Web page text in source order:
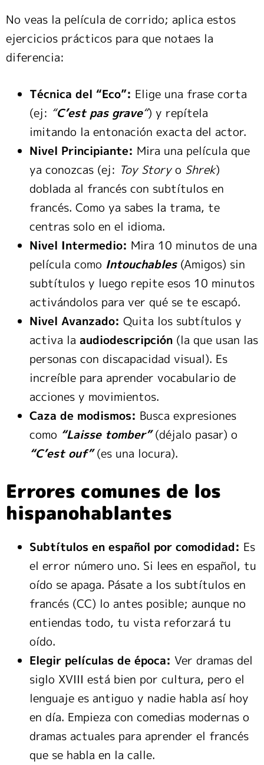
No veas la película de corrido; aplica estos
ejercicios prácticos para que notaes la
diferencia:
Técnica del “Eco”: Elige una frase corta
(ej: “C’est pas grave“) y repítela
imitando la entonación exacta del actor.
Nivel Principiante: Mira una película que
ya conozcas (ej: Toy Storyo Shrek)
doblada al francés con subtítulos en
francés. Como ya sabes la trama, te
centras solo en el idioma.
Nivel Intermedio: Mira 10 minutos de una
película como Intouchables(Amigos) sin
subtítulos y luego repite esos 10 minutos
activándolos para ver qué se te escapó.
Nivel Avanzado: Quita los subtítulos y
activa la audiodescripción (la que usan las
personas con discapacidad visual). Es
increíble para aprender vocabulario de
acciones y movimientos.
Caza de modismos: Busca expresiones
como “Laisse tomber”(déjalo pasar) o
“C’est ouf”(es una locura).
Errores comunes de los
hispanohablantes
Subtítulos en español por comodidad: Es
el error número uno. Si lees en español, tu
oído se apaga. Pásate a los subtítulos en
francés (CC) lo antes posible; aunque no
entiendas todo, tu vista reforzará tu
oído.
Elegir películas de época: Ver dramas del
siglo XVIII está bien por cultura, pero el
lenguaje es antiguo y nadie habla así hoy
en día. Empieza con comedias modernas o
dramas actuales para aprender el francés
que se habla en la calle.